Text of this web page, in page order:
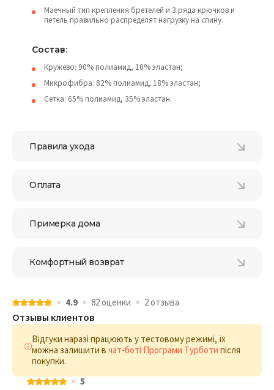
Маечный тип крепления бретелей и 3 ряда крючков и
петель правильно распределят нагрузку на спину.
Состав:
Кружево: 90% полиамид, 10% эластан;
Микрофибра: 82% полиамид, 18% эластан;
Сетка: 65% полиамид, 35% эластан.
Правила ухода
Оплата
Примерка дома
Комфортный возврат
4.9 82 оценки 2 отзыва
Отзывы клиентов
Відгуки наразі працюють у тестовому режимі, їх
можна залишити в чат-боті Програми Турботи після
покупки.
5